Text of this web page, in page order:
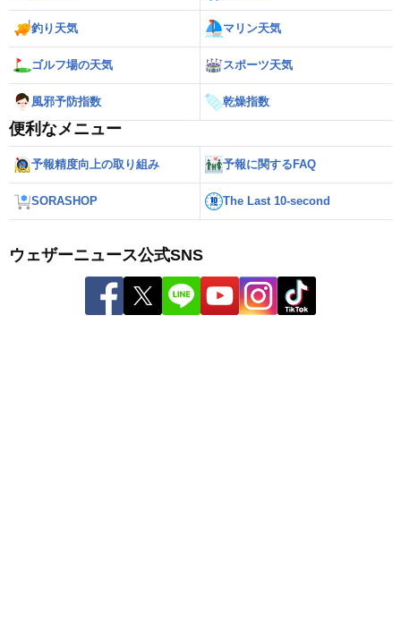
釣り天気 マリン天気
ゴルフ場の天気 スポーツ天気
風邪予防指数 乾燥指数
便利なメニュー
予報精度向上の取り組み 予報に関するFAQ
SORASHOP The Last 10-second
ウェザーニュース公式SNS